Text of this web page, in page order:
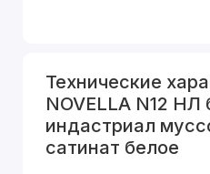
Технические
NOVELLA N12 НЛ
индастриал
сатинат белое